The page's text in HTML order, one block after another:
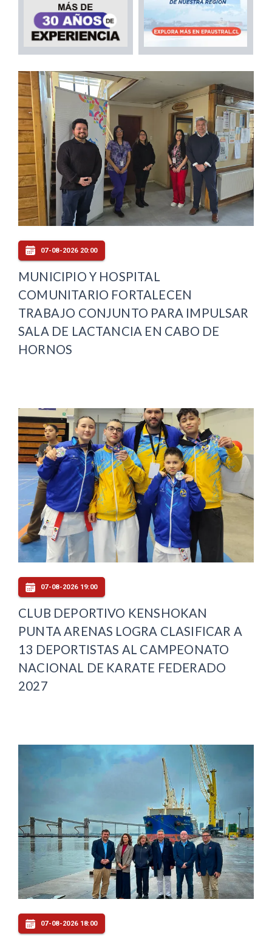
07-08-2026 20:00
MUNICIPIO Y HOSPITAL
COMUNITARIO FORTALECEN
TRABAJO CONJUNTO PARA IMPULSAR
SALA DE LACTANCIA EN CABO DE
HORNOS
07-08-2026 19:00
CLUB DEPORTIVO KENSHOKAN
PUNTA ARENAS LOGRA CLASIFICAR A
13 DEPORTISTAS AL CAMPEONATO
NACIONAL DE KARATE FEDERADO
2027
07-08-2026 18:00